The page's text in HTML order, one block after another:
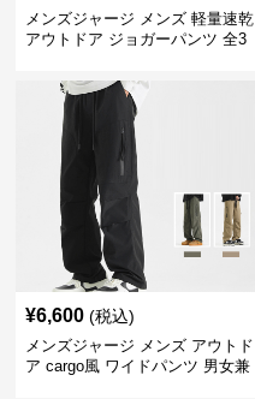
メンズジャージ メンズ 軽量速乾
アウトドア ジョガーパンツ 全3
¥6,600 (税込)
メンズジャージ メンズ アウトド
ア cargo風 ワイドパンツ 男女兼